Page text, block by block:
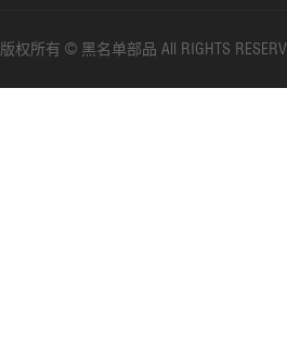
版权所有 © 黑名单部品 All RIGHTS